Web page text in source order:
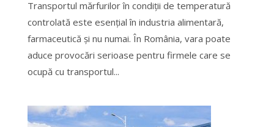
Transportul mărfurilor în condiții de temperatură
controlată este esențial în industria alimentară,
farmaceutică și nu numai. În România, vara poate
aduce provocări serioase pentru firmele care se
ocupă cu transportul...